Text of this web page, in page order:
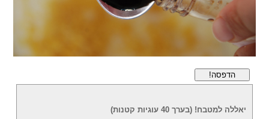
הדפסה!
יאללה למטבח! (בערך 40 עוגיות קטנות)